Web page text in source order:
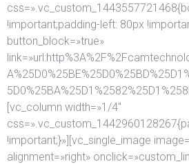
!important;padding-left: 80px
button_block=»true»
[vc_column width=»1/4″
!important;}»][vc_single_image
alignment=»right»